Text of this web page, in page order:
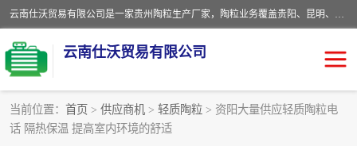
云南仕沃贸易有限公司是一家贵州陶粒生产厂家，陶粒业务覆盖贵阳、昆明、四川、云南、重庆等区域。批发贵阳陶粒、昆明陶粒、四川陶粒、云南陶粒、重庆陶粒，服务热线：*。仕沃贸易建材致力于建筑产业化、绿色建筑体系、产品和系统应用解决方案的企业。研发生产、销售和推广绿色建筑体系、建筑产业化体系的各种环保建筑产品。
云南仕沃贸易有限公司
当前位置： 首页 > 供应商机 > 轻质陶粒 > 资阳大量供应轻质陶粒电
话 隔热保温 提高室内环境的舒适
陶粒